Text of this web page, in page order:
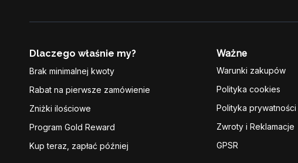
Dlaczego właśnie my?
Brak minimalnej kwoty
Rabat na pierwsze zamówienie
Zniżki ilościowe
Program Gold Reward
Kup teraz, zapłać później
Ważne
Warunki zakupów
Polityka cookies
Polityka prywatności
Zwroty i Reklamacje
GPSR